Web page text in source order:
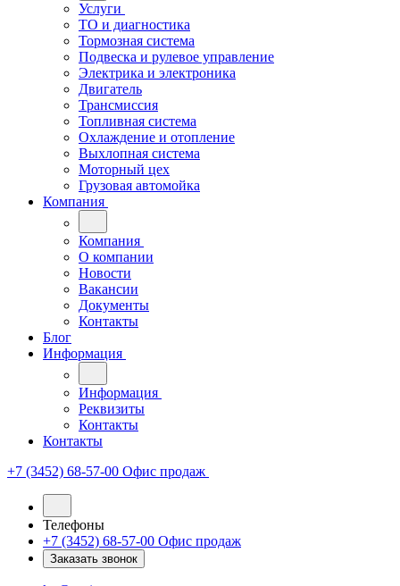
Услуги
ТО и диагностика
Тормозная система
Подвеска и рулевое управление
Электрика и электроника
Двигатель
Трансмиссия
Топливная система
Охлаждение и отопление
Выхлопная система
Моторный цех
Грузовая автомойка
Компания
Компания
О компании
Новости
Вакансии
Документы
Контакты
Блог
Информация
Информация
Реквизиты
Контакты
Контакты
+7 (3452) 68-57-00 Офис продаж
Телефоны
+7 (3452) 68-57-00 Офис продаж
Заказать звонок